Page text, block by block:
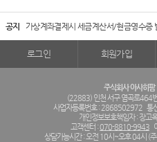
공지 가상계좌결제시 세금계산서/현금영수증
로그인 회원가입
주식회사 아사히팜
(22883) 인천 서구 염곡로464
사업자등록번호 : 2868502972 통
개인정보보호책임자 : 장고
고객센터 :070-8810-9943
상담가능시간 : 오전 10시~오후 04시 (